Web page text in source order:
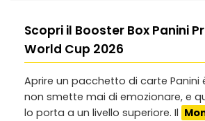
Scopri il Booster Box Panini
World Cup 2026
Aprire un pacchetto di carte Panini
non smette mai di emozionare, e
lo porta a un livello superiore. Il